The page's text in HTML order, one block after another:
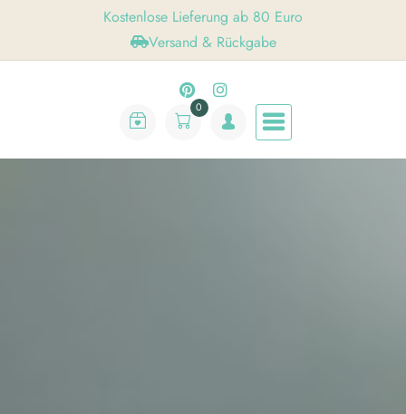
Kostenlose Lieferung ab 80 Euro
Versand & Rückgabe
0